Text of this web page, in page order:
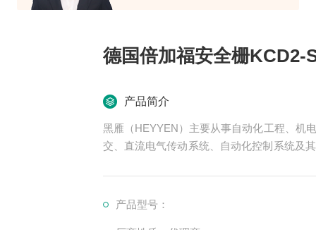
德国倍加福安全栅KCD2-
产品简介
黑雁（HEYYEN）主要从事自动化工程、机
交、直流电气传动系统、自动化控制系统及
领域。德国倍加福安全栅KCD2-STC-EX1现货
产品型号：